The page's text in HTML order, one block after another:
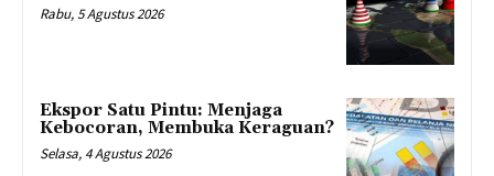
Rabu, 5 Agustus 2026
Ekspor Satu Pintu: Menjaga
Kebocoran, Membuka Keraguan?
Selasa, 4 Agustus 2026